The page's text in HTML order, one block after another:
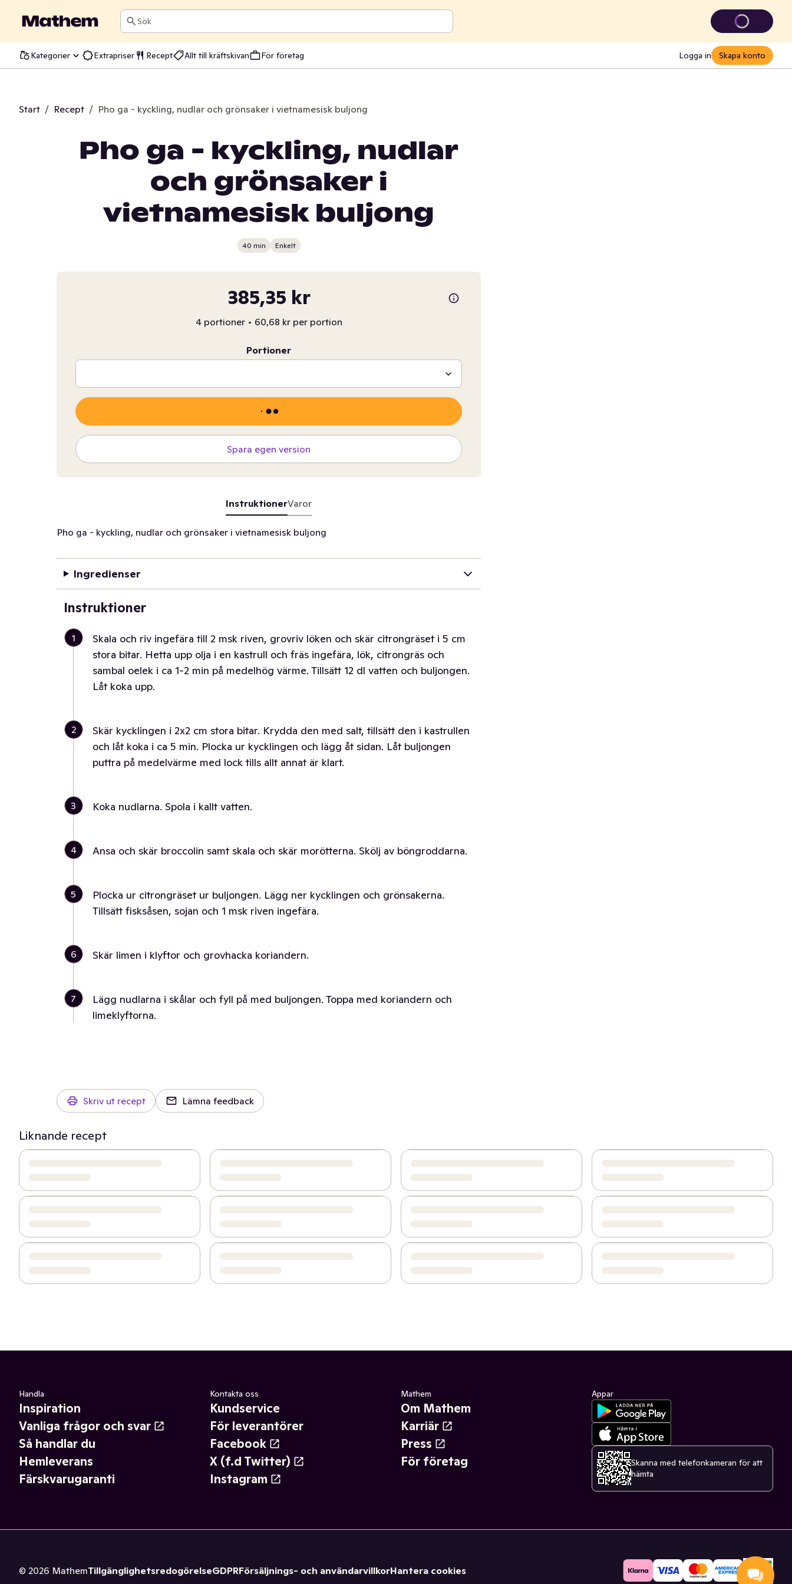
Sök
Kategorier Extrapriser Recept Allt till kräftskivan För företag Logga in Skapa konto
Start / Recept / Pho ga - kyckling, nudlar och grönsaker i vietnamesisk buljong
Pho ga - kyckling, nudlar
och grönsaker i
vietnamesisk buljong
40 min Enkelt
385,35 kr
4 portioner • 60,68 kr per portion
Portioner
Spara egen version
InstruktionerVaror
Pho ga - kyckling, nudlar och grönsaker i vietnamesisk buljong
Ingredienser
Instruktioner
1
Skala och riv ingefära till 2 msk riven, grovriv löken och skär citrongräset i 5 cm
stora bitar. Hetta upp olja i en kastrull och fräs ingefära, lök, citrongräs och
sambal oelek i ca 1-2 min på medelhög värme. Tillsätt 12 dl vatten och buljongen.
Låt koka upp.
2
Skär kycklingen i 2x2 cm stora bitar. Krydda den med salt, tillsätt den i kastrullen
och låt koka i ca 5 min. Plocka ur kycklingen och lägg åt sidan. Låt buljongen
puttra på medelvärme med lock tills allt annat är klart.
3 Koka nudlarna. Spola i kallt vatten.
4 Ansa och skär broccolin samt skala och skär morötterna. Skölj av böngroddarna.
5
Plocka ur citrongräset ur buljongen. Lägg ner kycklingen och grönsakerna.
Tillsätt fisksåsen, sojan och 1 msk riven ingefära.
6 Skär limen i klyftor och grovhacka koriandern.
7
Lägg nudlarna i skålar och fyll på med buljongen. Toppa med koriandern och
limeklyftorna.
Skriv ut recept Lämna feedback
Liknande recept
Handla
Inspiration
Vanliga frågor och svar
Så handlar du
Hemleverans
Färskvarugaranti
Kontakta oss
Kundservice
För leverantörer
Facebook
X (f.d Twitter)
Instagram
Mathem
Om Mathem
Karriär
Press
För företag
Appar
Skanna med telefonkameran för att
hämta
© 2026 MathemTillgänglighetsredogörelseGDPRFörsäljnings- och användarvillkorHantera cookies